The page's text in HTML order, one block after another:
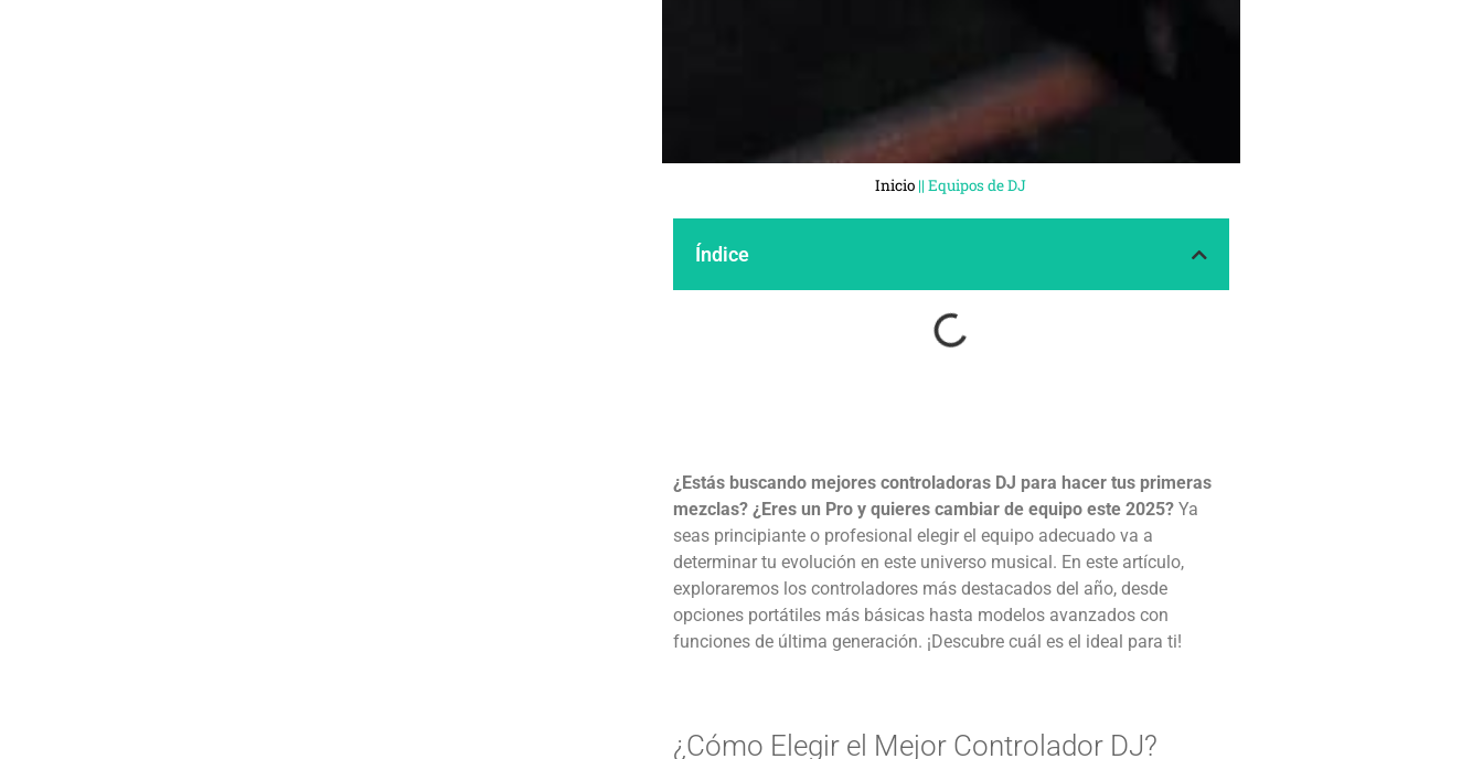
Inicio ||Equipos de DJ
Índice
¿Estás buscando mejores controladoras DJ para hacer tus primeras
mezclas? ¿Eres un Pro y quieres cambiar de equipo este 2025?Ya
seas principiante o profesional elegir el equipo adecuado va a
determinar tu evolución en este universo musical. En este artículo,
exploraremos los controladores más destacados del año, desde
opciones portátiles más básicas hasta modelos avanzados con
funciones de última generación. ¡Descubre cuál es el ideal para ti!
¿Cómo Elegir el Mejor Controlador DJ?